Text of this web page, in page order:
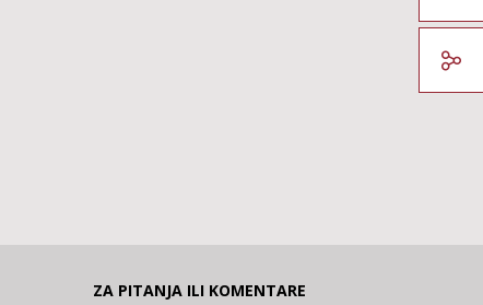
ZA PITANJA ILI KOMENTARE